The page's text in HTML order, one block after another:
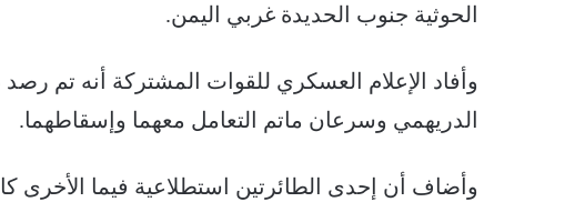
الحوثية جنوب الحديدة غربي اليمن.
وأفاد الإعلام العسكري للقوات المشتركة أنه تم
الدريهمي وسرعان ماتم التعامل معهما وإسقاطهما.
وأضاف أن إحدى الطائرتين استطلاعية فيما الأخرى